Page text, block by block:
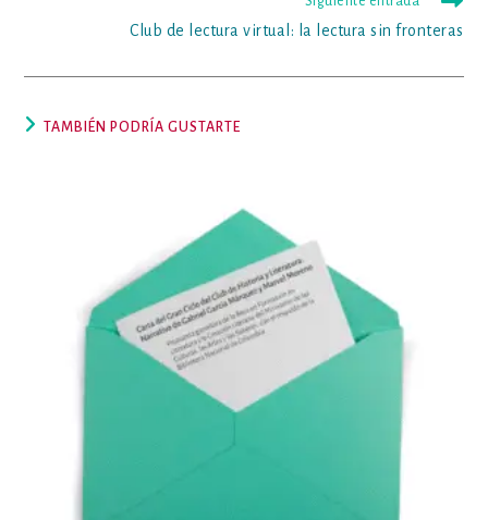
Club de lectura virtual: la lectura sin fronteras
TAMBIÉN PODRÍA GUSTARTE